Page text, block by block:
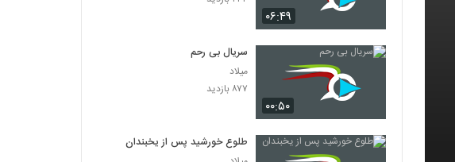
۰۶:۴۹
۰۰:۵۰
سریال بی رحم
میلاد
۸۷۷ بازدید
طلوع خورشید پس از یخبندان